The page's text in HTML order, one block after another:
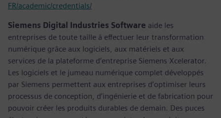
FR/academic/credentials/
Siemens Digital Industries Software aide les
entreprises de toute taille à effectuer leur transformation
numérique grâce aux logiciels, aux matériels et aux
services de la plateforme d’entreprise Siemens Xcelerator.
Les logiciels et le jumeau numérique complet développés
par Siemens permettent aux entreprises d’optimiser leurs
processus de conception, d’ingénierie et de fabrication pour
pouvoir créer les produits durables de demain. Des puces